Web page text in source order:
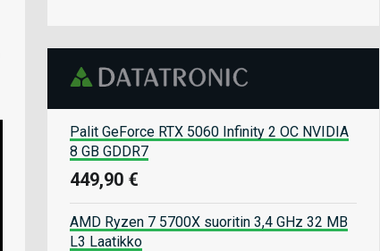
Palit GeForce RTX 5060 Infinity 2 OC NVIDIA
8 GB GDDR7
449,90 €
AMD Ryzen 7 5700X suoritin 3,4 GHz 32 MB
L3 Laatikko